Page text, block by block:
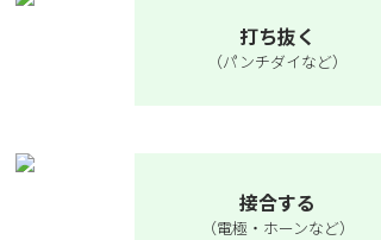
打ち抜く
（パンチダイなど）
接合する
（電極・ホーンなど）